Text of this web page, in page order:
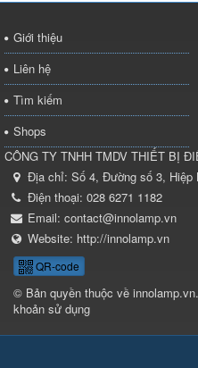
Giới thiệu
Liên hệ
Tìm kiếm
Shops
CÔNG TY TNHH TMDV THIẾT BỊ
Địa chỉ: Số 4, Đường số 3, Hiệp
Điện thoại: 028 6271 1182
Email: contact@innolamp.vn
Website: http://innolamp.vn
QR-code
© Bản quyền thuộc về innolamp.vn.
khoản sử dụng